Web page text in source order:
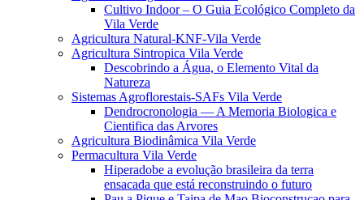
Cultivo Indoor – O Guia Ecológico Completo da
Vila Verde
Agricultura Natural-KNF-Vila Verde
Agricultura Sintropica Vila Verde
Descobrindo a Água, o Elemento Vital da
Natureza
Sistemas Agroflorestais-SAFs Vila Verde
Dendrocronologia — A Memoria Biologica e
Cientifica das Arvores
Agricultura Biodinâmica Vila Verde
Permacultura Vila Verde
Hiperadobe a evolução brasileira da terra
ensacada que está reconstruindo o futuro